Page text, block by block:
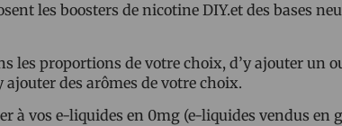
les boosters de nicotine DIY.et des bases
les proportions de votre choix, d’y ajouter un
des arômes de votre choix.
à vos e-liquides en 0mg (e-liquides vendus en